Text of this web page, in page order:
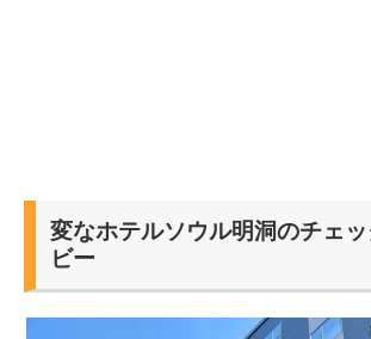
変なホテルソウル明洞のチェ
ビー